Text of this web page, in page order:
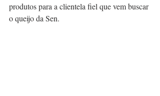
produtos para a clientela fiel que vem buscar
o queijo da Sen.